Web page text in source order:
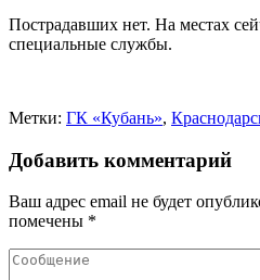
Пострадавших нет. На местах
специальные службы.
Метки: ГК «Кубань»,
Добавить комментарий
Ваш адрес email не будет
помечены *